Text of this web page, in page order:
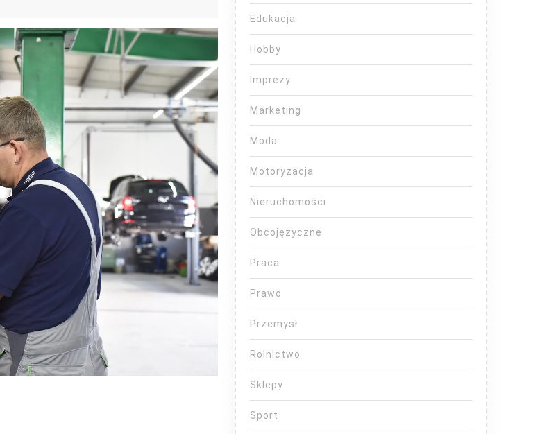
Edukacja
Hobby
Imprezy
Marketing
Moda
Motoryzacja
Nieruchomości
Obcojęzyczne
Praca
Prawo
Przemysł
Rolnictwo
Sklepy
Sport